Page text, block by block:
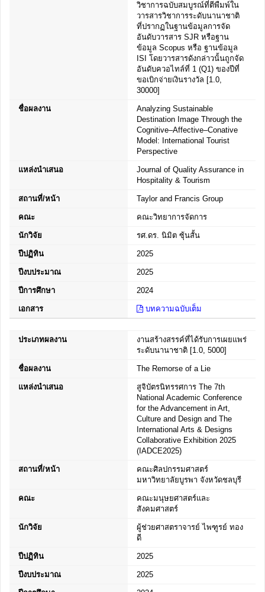
วิชาการฉบับสมบูรณ์ที่ตีพืมพ์ใน
วารสารวิชาการระดับนานาชาติ
ที่ปรากฏในฐานข้อมูลการจัด
อันดับวารสาร SJR หรือฐาน
ข้อมูล Scopus หรือ ฐานข้อมูล
ISI โดยวารสารดังกล่าวนั้นถูกจัด
อันดับควอไทล์ที่ 1 (Q1) ของปีที่
ขอเบิกจ่ายเงินรางวัล [1.0,
30000]
ชื่อผลงาน
Analyzing Sustainable
Destination Image Through the
Cognitive–Affective–Conative
Model: International Tourist
Perspective
แหล่งนำเสนอ
Journal of Quality Assurance in
Hospitality & Tourism
สถานที่/หน้า Taylor and Francis Group
คณะ คณะวิทยาการจัดการ
นักวิจัย รศ.ดร. นิมิต ซุ้นสั้น
ปีปฏิทิน 2025
ปีงบประมาณ 2025
ปีการศึกษา 2024
เอกสาร บทความฉบับเต็ม
ประเภทผลงาน
งานสร้างสรรค์ที่ได้รับการเผยแพร่
ระดับนานาชาติ [1.0, 5000]
ชื่อผลงาน The Remorse of a Lie
แหล่งนำเสนอ
สูจิบัตรนิทรรศการ The 7th
National Academic Conference
for the Advancement in Art,
Culture and Design and The
International Arts & Designs
Collaborative Exhibition 2025
(IADCE2025)
สถานที่/หน้า
คณะศิลปกรรมศาสตร์
มหาวิทยาลัยบูรพา จังหวัดชลบุรี
คณะ
คณะมนุษยศาสตร์และ
สังคมศาสตร์
นักวิจัย
ผู้ช่วยศาสตราจารย์ ไพฑูรย์ ทอง
ดี
ปีปฏิทิน 2025
ปีงบประมาณ 2025